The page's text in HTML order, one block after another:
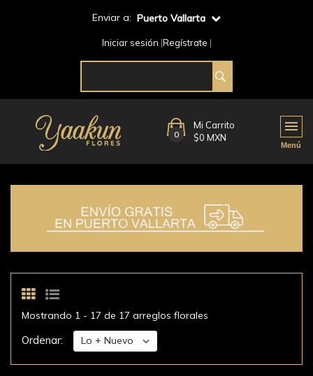
Enviar a: Puerto Vallarta
Iniciar sesión Regístrate
0
Mi Carrito
$0 MXN
Mostrando 1 - 17 de 17 arreglos florales
Ordenar: